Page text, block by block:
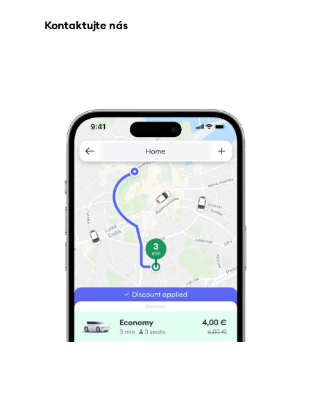
Kontaktujte nás